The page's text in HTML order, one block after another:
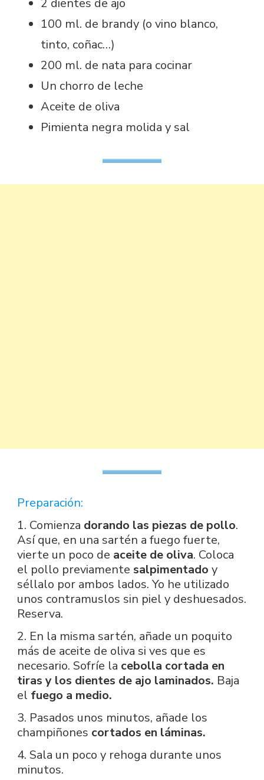
100 ml. de brandy (o vino blanco,
tinto, coñac…)
200 ml. de nata para cocinar
Un chorro de leche
Aceite de oliva
Pimienta negra molida y sal
Preparación:
1. Comienza dorando las piezas de pollo.
Así que, en una sartén a fuego fuerte,
vierte un poco de aceite de oliva. Coloca
el pollo previamente salpimentado y
séllalo por ambos lados. Yo he utilizado
unos contramuslos sin piel y deshuesados.
Reserva.
2. En la misma sartén, añade un poquito
más de aceite de oliva si ves que es
necesario. Sofríe la cebolla cortada en
tiras y los dientes de ajo laminados. Baja
el fuego a medio.
3. Pasados unos minutos, añade los
champiñones cortados en láminas.
4. Sala un poco y rehoga durante unos
minutos.